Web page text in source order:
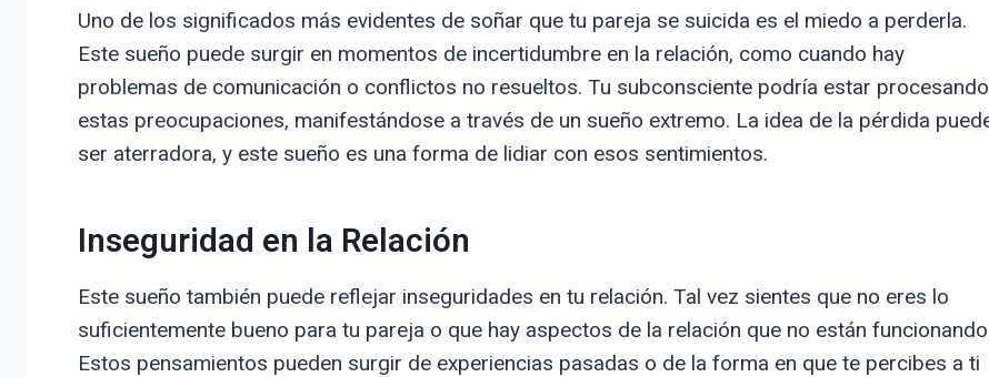
Uno de los significados más evidentes de soñar que tu pareja se suicida es el miedo a perderla.
Este sueño puede surgir en momentos de incertidumbre en la relación, como cuando hay
problemas de comunicación o conflictos no resueltos. Tu subconsciente podría estar procesando
estas preocupaciones, manifestándose a través de un sueño extremo. La idea de la pérdida
ser aterradora, y este sueño es una forma de lidiar con esos sentimientos.
Inseguridad en la Relación
Este sueño también puede reflejar inseguridades en tu relación. Tal vez sientes que no eres lo
suficientemente bueno para tu pareja o que hay aspectos de la relación que no están
Estos pensamientos pueden surgir de experiencias pasadas o de la forma en que te percibes a ti